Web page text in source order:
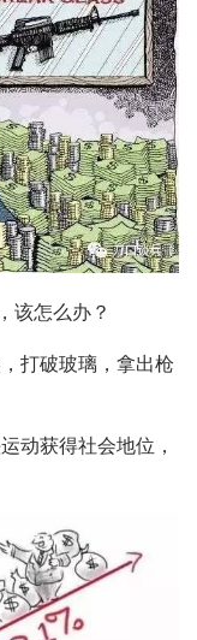
该怎么办？
打破玻璃，拿出枪
动获得社会地位，